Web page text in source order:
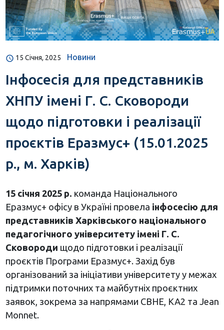
15 Січня, 2025 Новини
Інфосесія для представників
ХНПУ імені Г. С. Сковороди
щодо підготовки і реалізації
проєктів Еразмус+ (15.01.2025
р., м. Харків)
15 січня 2025 р. команда Національного
Еразмус+ офісу в Україні провела інфосесію для
представників Харківського національного
педагогічного університету імені Г. С.
Сковороди щодо підготовки і реалізації
проєктів Програми Еразмус+. Захід був
організований за ініціативи університету у межах
підтримки поточних та майбутніх проєктних
заявок, зокрема за напрямами CBHE, KA2 та Jean
Monnet.